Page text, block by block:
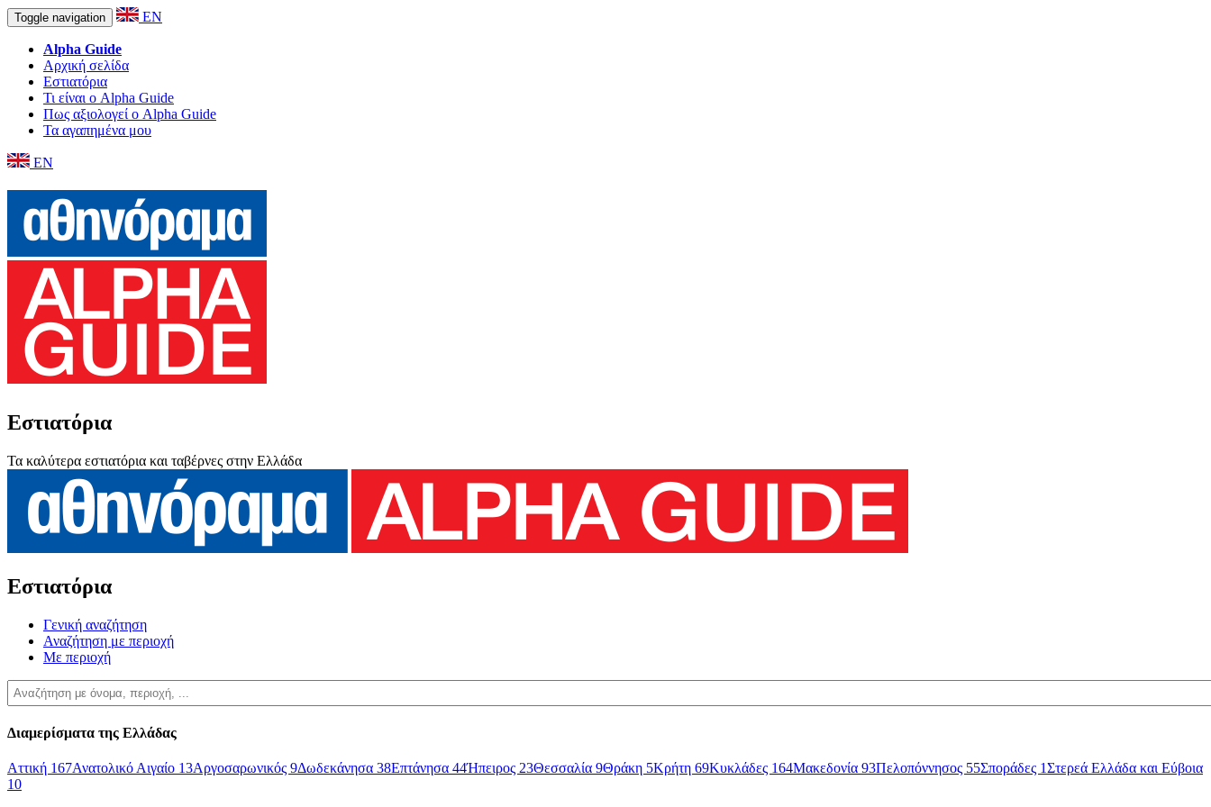
Toggle navigation EN
Alpha Guide
Αρχική σελίδα
Εστιατόρια
Τι είναι ο Alpha Guide
Πως αξιολογεί ο Alpha Guide
Τα αγαπημένα μου
EN
Εστιατόρια
Τα καλύτερα εστιατόρια και ταβέρνες στην Ελλάδα
Εστιατόρια
Γενική αναζήτηση
Αναζήτηση με περιοχή
Με περιοχή
Διαμερίσματα της Ελλάδας
Αττική 167Ανατολικό Αιγαίο 13Αργοσαρωνικός 9Δωδεκάνησα 38Επτάνησα 44Ήπειρος 23Θεσσαλία 9Θράκη 5Κρήτη 69Κυκλάδες 164Μακεδονία 93Πελοπόννησος 55Σποράδες 1Στερεά Ελλάδα και Εύβοια
10